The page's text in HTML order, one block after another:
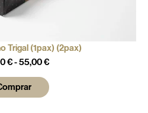
Trigal (1pax) (2pax)
€-55,00€